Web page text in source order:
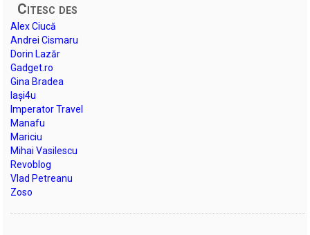
Citesc des
Alex Ciucă
Andrei Cismaru
Dorin Lazăr
Gadget.ro
Gina Bradea
Iași4u
Imperator Travel
Manafu
Mariciu
Mihai Vasilescu
Revoblog
Vlad Petreanu
Zoso